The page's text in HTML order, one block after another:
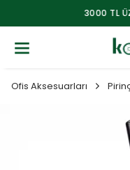
3000 TL
Ofis Aksesuarları